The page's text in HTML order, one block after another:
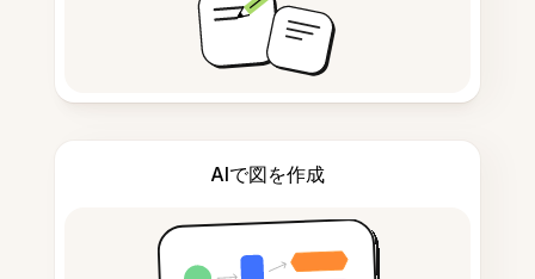
AIで図を作成